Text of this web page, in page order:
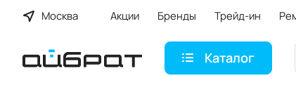
Москва Акции Бренды Трейд-ин
Каталог